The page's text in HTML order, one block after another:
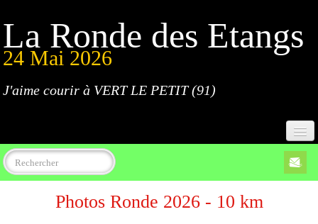
La Ronde des Etangs
24 Mai 2026
J'aime courir à VERT LE PETIT (91)
Accueil
ProgrammePhotos Ronde 2026 - 10 km